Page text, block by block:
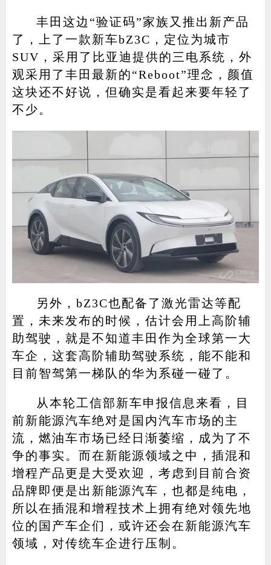
丰田这边“验证码”家族又推出新产品
了，上了一款新车bZ3C，定位为城市
SUV，采用了比亚迪提供的三电系统，外
观采用了丰田最新的“Reboot”理念，颜值
这块还不好说，但确实是看起来要年轻了
不少。
另外，bZ3C也配备了激光雷达等配
置，未来发布的时候，估计会用上高阶辅
助驾驶，就是不知道丰田作为全球第一大
车企，这套高阶辅助驾驶系统，能不能和
目前智驾第一梯队的华为系碰一碰了。
从本轮工信部新车申报信息来看，目
前新能源汽车绝对是国内汽车市场的主
流，燃油车市场已经日渐萎缩，成为了不
争的事实。而在新能源领域之中，插混和
增程产品更是大受欢迎，考虑到目前合资
品牌即便是出新能源汽车，也都是纯电，
所以在插混和增程技术上拥有绝对领先地
位的国产车企们，或许还会在新能源汽车
领域，对传统车企进行压制。